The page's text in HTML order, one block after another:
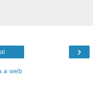
›
a web